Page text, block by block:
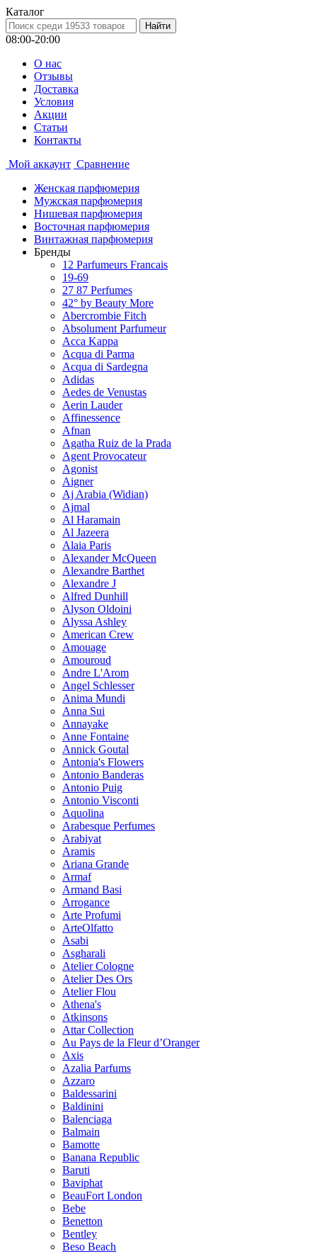
Каталог
08:00-20:00
О нас
Отзывы
Доставка
Условия
Aкции
Статьи
Контакты
Мой аккаунт Сравнение
Женская парфюмерия
Мужская парфюмерия
Нишевая парфюмерия
Восточная парфюмерия
Винтажная парфюмерия
Бренды
12 Parfumeurs Francais
19-69
27 87 Perfumes
42° by Beauty More
Abercrombie Fitch
Absolument Parfumeur
Acca Kappa
Acqua di Parma
Acqua di Sardegna
Adidas
Aedes de Venustas
Aerin Lauder
Affinessence
Afnan
Agatha Ruiz de la Prada
Agent Provocateur
Agonist
Aigner
Aj Arabia (Widian)
Ajmal
Al Haramain
Al Jazeera
Alaia Paris
Alexander McQueen
Alexandre Barthet
Alexandre J
Alfred Dunhill
Alyson Oldoini
Alyssa Ashley
American Crew
Amouage
Amouroud
Andre L'Arom
Angel Schlesser
Anima Mundi
Anna Sui
Annayake
Anne Fontaine
Annick Goutal
Antonia's Flowers
Antonio Banderas
Antonio Puig
Antonio Visconti
Aquolina
Arabesque Perfumes
Arabiyat
Aramis
Ariana Grande
Armaf
Armand Basi
Arrogance
Arte Profumi
ArteOlfatto
Asabi
Asgharali
Atelier Cologne
Atelier Des Ors
Atelier Flou
Athena's
Atkinsons
Attar Collection
Au Pays de la Fleur d’Oranger
Axis
Azalia Parfums
Azzaro
Baldessarini
Baldinini
Balenciaga
Balmain
Bamotte
Banana Republic
Baruti
Baviphat
BeauFort London
Bebe
Benetton
Bentley
Beso Beach